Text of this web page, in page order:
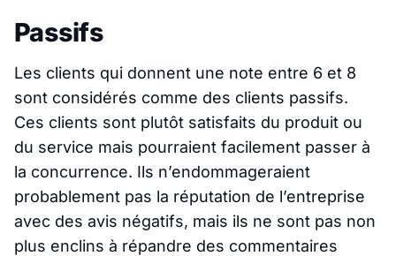
Passifs
Les clients qui donnent une note entre 6 et 8
sont considérés comme des clients passifs.
Ces clients sont plutôt satisfaits du produit ou
du service mais pourraient facilement passer à
la concurrence. Ils n’endommageraient
probablement pas la réputation de l’entreprise
avec des avis négatifs, mais ils ne sont pas non
plus enclins à répandre des commentaires